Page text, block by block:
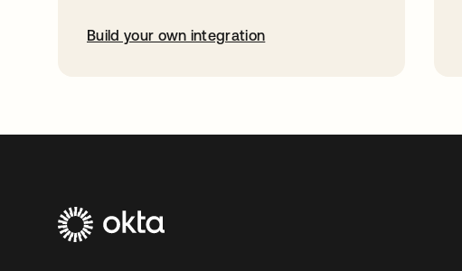
Build your own integration